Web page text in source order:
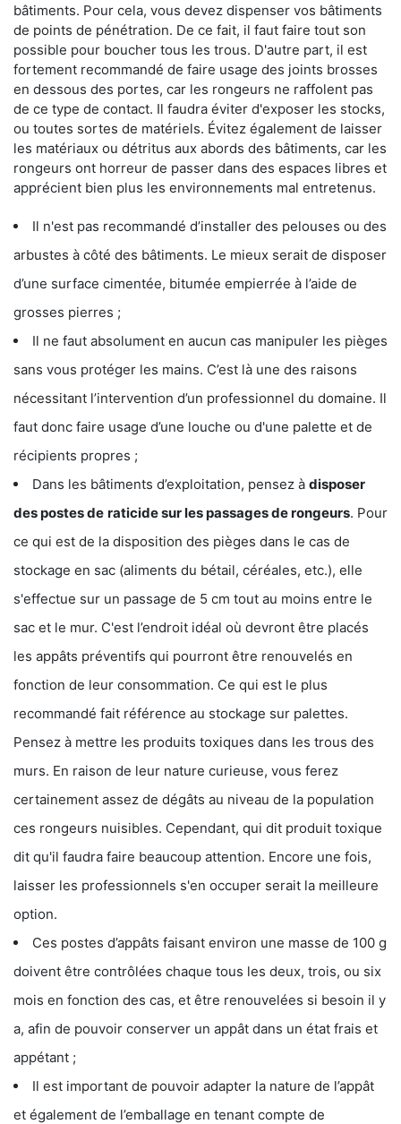
bâtiments. Pour cela, vous devez dispenser vos bâtiments
de points de pénétration. De ce fait, il faut faire tout son
possible pour boucher tous les trous. D'autre part, il est
fortement recommandé de faire usage des joints brosses
en dessous des portes, car les rongeurs ne raffolent pas
de ce type de contact. Il faudra éviter d'exposer les stocks,
ou toutes sortes de matériels. Évitez également de laisser
les matériaux ou détritus aux abords des bâtiments, car les
rongeurs ont horreur de passer dans des espaces libres et
apprécient bien plus les environnements mal entretenus.
Il n'est pas recommandé d’installer des pelouses ou des
arbustes à côté des bâtiments. Le mieux serait de disposer
d’une surface cimentée, bitumée empierrée à l’aide de
grosses pierres ;
Il ne faut absolument en aucun cas manipuler les pièges
sans vous protéger les mains. C’est là une des raisons
nécessitant l’intervention d’un professionnel du domaine. Il
faut donc faire usage d’une louche ou d'une palette et de
récipients propres ;
Dans les bâtiments d’exploitation, pensez à disposer
des postes de raticide sur les passages de rongeurs. Pour
ce qui est de la disposition des pièges dans le cas de
stockage en sac (aliments du bétail, céréales, etc.), elle
s'effectue sur un passage de 5 cm tout au moins entre le
sac et le mur. C'est l’endroit idéal où devront être placés
les appâts préventifs qui pourront être renouvelés en
fonction de leur consommation. Ce qui est le plus
recommandé fait référence au stockage sur palettes.
Pensez à mettre les produits toxiques dans les trous des
murs. En raison de leur nature curieuse, vous ferez
certainement assez de dégâts au niveau de la population
ces rongeurs nuisibles. Cependant, qui dit produit toxique
dit qu'il faudra faire beaucoup attention. Encore une fois,
laisser les professionnels s'en occuper serait la meilleure
option.
Ces postes d’appâts faisant environ une masse de 100 g
doivent être contrôlées chaque tous les deux, trois, ou six
mois en fonction des cas, et être renouvelées si besoin il y
a, afin de pouvoir conserver un appât dans un état frais et
appétant ;
Il est important de pouvoir adapter la nature de l’appât
et également de l’emballage en tenant compte de